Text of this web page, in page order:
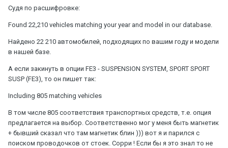
Судя по расшифровке:
Found 22,210 vehicles matching your year and model in our database.
Найдено 22 210 автомобилей, подходящих по вашим году и модели
в нашей базе.
А если закинуть в опции FE3 - SUSPENSION SYSTEM, SPORT SPORT
SUSP (FE3), то он пишет так:
Including 805 matching vehicles
В том числе 805 соответствия транспортных средств, т.е. опция
предлагается на выбор. Соответственно мог у меня быть магнетик
+ бывший сказал что там магнетик блин ))) вот я и парился с
поиском проводочков от стоек. Сорри ! Если бы я это знал то не